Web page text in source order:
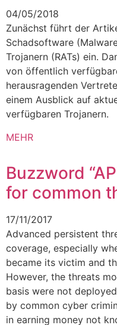
04/05/2018
Zunächst führt der
Schadsoftware
Trojanern (RATs) ein.
von öffentlich
herausragenden
einem Ausblick auf
verfügbaren Trojanern.
MEHR
Buzzword
for common
17/11/2017
Advanced persistent
coverage, especially
became its victim and
However, the threats
basis were not
by common cyber
in earning money not